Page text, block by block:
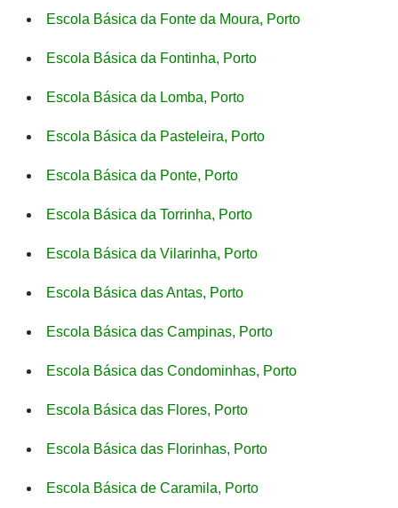
Escola Básica da Fonte da Moura, Porto
Escola Básica da Fontinha, Porto
Escola Básica da Lomba, Porto
Escola Básica da Pasteleira, Porto
Escola Básica da Ponte, Porto
Escola Básica da Torrinha, Porto
Escola Básica da Vilarinha, Porto
Escola Básica das Antas, Porto
Escola Básica das Campinas, Porto
Escola Básica das Condominhas, Porto
Escola Básica das Flores, Porto
Escola Básica das Florinhas, Porto
Escola Básica de Caramila, Porto